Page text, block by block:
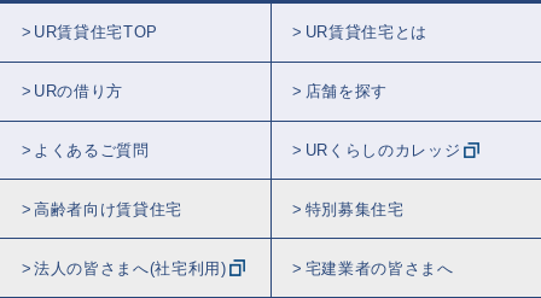
UR賃貸住宅TOP UR賃貸住宅とは
URの借り方 店舗を探す
よくあるご質問 URくらしのカレッジ
高齢者向け賃貸住宅 特別募集住宅
法人の皆さまへ(社宅利用) 宅建業者の皆さまへ